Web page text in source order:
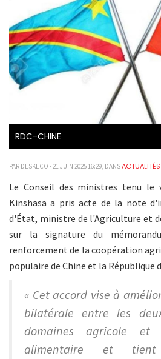
RDC-CHINE
PAR DESKECO - 21 JUIN 2025 16:29, DANSACTUALITÉS
Le Conseil des ministres tenu le
Kinshasa a pris acte de la note
d'État, ministre de l'Agriculture et
sur la signature du
renforcement de la coopération
populaire de Chine et la République
« Cet accord vise à
bilatérale entre les
domaines agricole
alimentaire et